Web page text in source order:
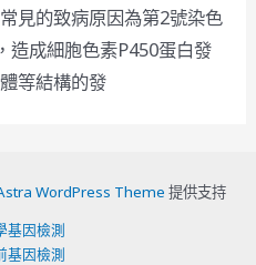
見的致病原因為第2號染色
造成細胞色素P450蛋白發
等結構的發
WordPress Theme 提供支持
基因檢測
基因檢測